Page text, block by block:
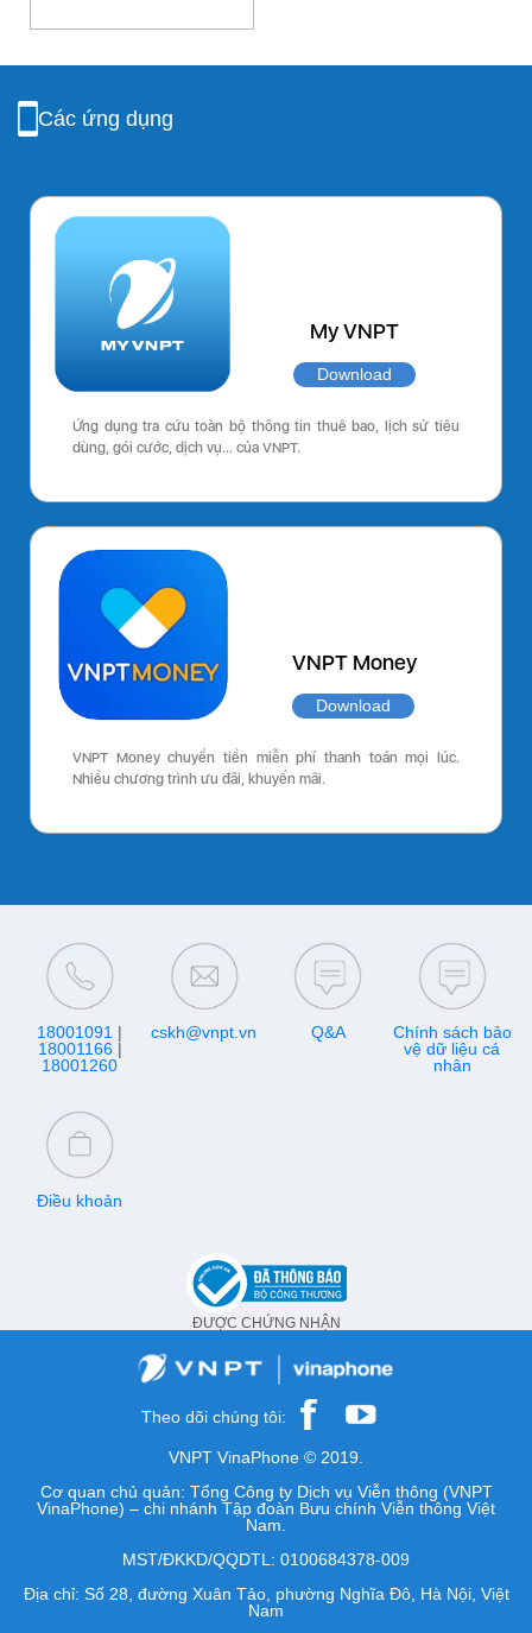
Các ứng dụng
My VNPT
Download
Ứng dụng tra cứu toàn bộ thông tin thuê bao, lịch sử tiêu
dùng, gói cước, dịch vụ… của VNPT.
VNPT Money
Download
VNPT Money chuyển tiền miễn phí thanh toán mọi lúc.
Nhiều chương trình ưu đãi, khuyến mãi.
18001091 |
18001166|
18001260
cskh@vnpt.vn Q&A
Chính sách bảo
vệ dữ liệu cá
nhân
Điều khoản
ĐƯỢC CHỨNG NHẬN
Theo dõi chúng tôi:
VNPT VinaPhone © 2019.
Cơ quan chủ quản: Tổng Công ty Dịch vụ Viễn thông (VNPT
VinaPhone) – chi nhánh Tập đoàn Bưu chính Viễn thông Việt
Nam.
MST/ĐKKD/QQDTL: 0100684378-009
Địa chỉ: Số 28, đường Xuân Tảo, phường Nghĩa Đô, Hà Nội, Việt
Nam